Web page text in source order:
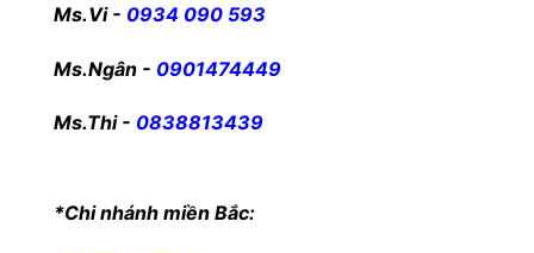
Ms.Vi - 0934 090 593
Ms.Ngân - 0901474449
Ms.Thi - 0838813439
*Chi nhánh miền Bắc: